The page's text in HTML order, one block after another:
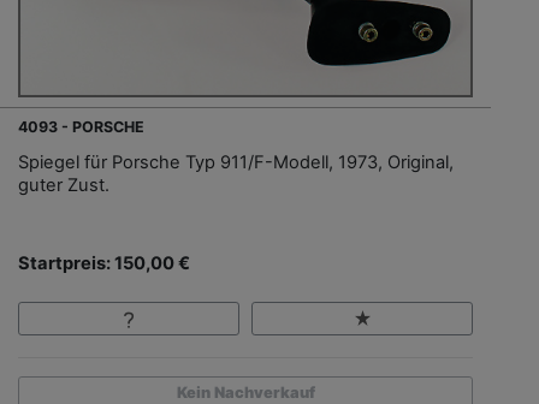
4093 - PORSCHE
Spiegel für Porsche Typ 911/F-Modell, 1973, Original,
guter Zust.
Startpreis: 150,00 €
Kein Nachverkauf